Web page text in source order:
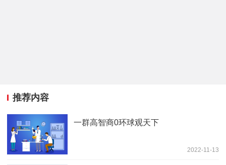
推荐内容
一群高智商0环球观天下
2022-11-13